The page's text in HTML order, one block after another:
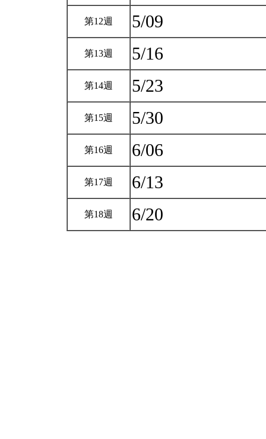
第12週 5/09
第13週 5/16
第14週 5/23
第15週 5/30
第16週 6/06
第17週 6/13
第18週 6/20